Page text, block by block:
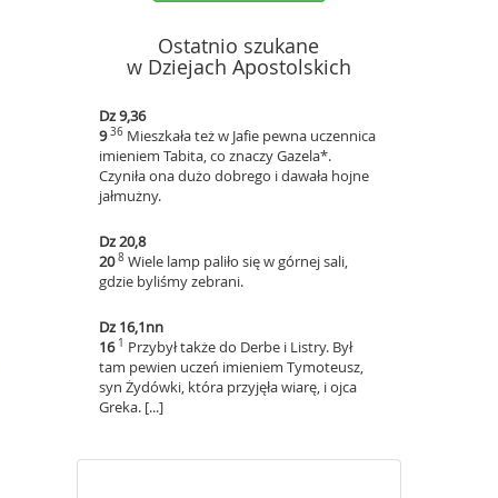
Ostatnio szukane
w Dziejach Apostolskich
Dz 9,36
936 Mieszkała też w Jafie pewna uczennica
imieniem Tabita, co znaczy Gazela*.
Czyniła ona dużo dobrego i dawała hojne
jałmużny.
Dz 20,8
208 Wiele lamp paliło się w górnej sali,
gdzie byliśmy zebrani.
Dz 16,1nn
161 Przybył także do Derbe i Listry. Był
tam pewien uczeń imieniem Tymoteusz,
syn Żydówki, która przyjęła wiarę, i ojca
Greka. [...]